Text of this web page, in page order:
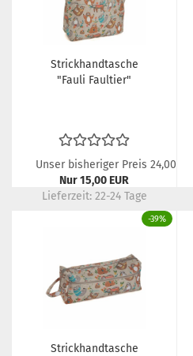
Strickhandtasche
"Fauli Faultier"
Unser bisheriger Preis 24,00 EUR
Nur 15,00 EUR
Lieferzeit: 22-24 Tage
-39%
Strickhandtasche